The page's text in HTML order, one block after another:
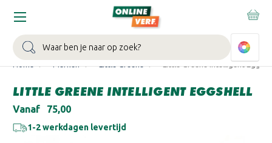
Zoeken
WIN EEN BALLONVAART:Bij besteding vanaf €100,- aan Sikkens
muurverf en/of lak.
Bekijk actie >
Home Merken Little Greene Little Greene Intelligent
LITTLE GREENE INTELLIGENT EGGSHELL
Vanaf €75,00
1-2 werkdagen levertijd